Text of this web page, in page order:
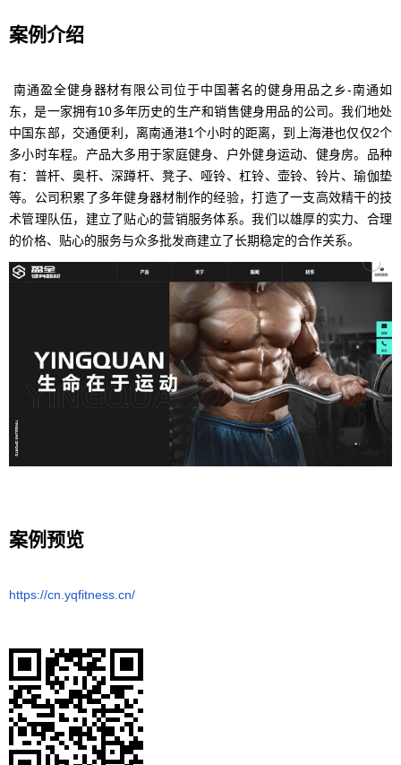
案例介绍
南通盈全健身器材有限公司位于中国著名的健身用品之乡-南通如
东，是一家拥有10多年历史的生产和销售健身用品的公司。我们地处
中国东部，交通便利，离南通港1个小时的距离，到上海港也仅仅2个
多小时车程。产品大多用于家庭健身、户外健身运动、健身房。品种
有：普杆、奥杆、深蹲杆、凳子、哑铃、杠铃、壶铃、铃片、瑜伽垫
等。公司积累了多年健身器材制作的经验，打造了一支高效精干的技
术管理队伍，建立了贴心的营销服务体系。我们以雄厚的实力、合理
的价格、贴心的服务与众多批发商建立了长期稳定的合作关系。
案例预览
https://cn.yqfitness.cn/